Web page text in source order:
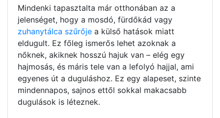
Mindenki tapasztalta már otthonában az a
jelenséget, hogy a mosdó, fürdőkád vagy
zuhanytálca szűrője a külső hatások miatt
eldugult. Ez főleg ismerős lehet azoknak a
nőknek, akiknek hosszú hajuk van – elég egy
hajmosás, és máris tele van a lefolyó hajjal, ami
egyenes út a duguláshoz. Ez egy alapeset, szinte
mindennapos, sajnos ettől sokkal makacsabb
dugulások is léteznek.